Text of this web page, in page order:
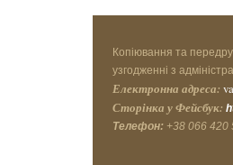
Копіювання та
узгодженні з
Електронна адреса:
Сторінка у Фейсбук:
Телефон: +38 066 420